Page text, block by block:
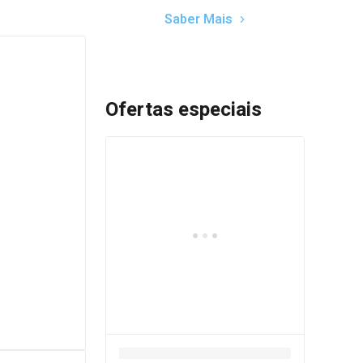
Saber Mais
Ofertas especiais